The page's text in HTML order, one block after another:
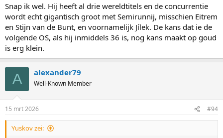
Snap ik wel. Hij heeft al drie wereldtitels en de concurrentie
wordt echt gigantisch groot met Semirunnij, misschien Eitrem
en Stijn van de Bunt, en voornamelijk Jílek. De kans dat ie de
volgende OS, als hij inmiddels 36 is, nog kans maakt op goud
is erg klein.
A alexander79
Well-Known Member
15 mrt 2026 #94
Yuskov zei: